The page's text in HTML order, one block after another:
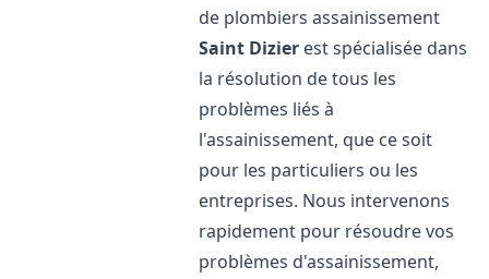
de plombiers assainissement
Saint Dizier est spécialisée dans
la résolution de tous les
problèmes liés à
l'assainissement, que ce soit
pour les particuliers ou les
entreprises. Nous intervenons
rapidement pour résoudre vos
problèmes d'assainissement,